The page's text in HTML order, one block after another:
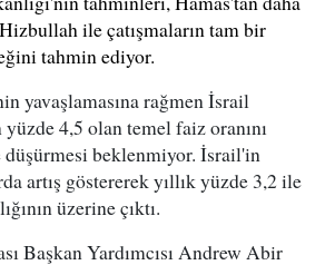
ile çatışmaların tam bir
tahmin ediyor.
yavaşlamasına rağmen İsrail
4,5 olan temel faiz oranını
düşürmesi beklenmiyor. İsrail'in
artış göstererek yıllık yüzde 3,2 ile
üzerine çıktı.
Başkan Yardımcısı Andrew Abir